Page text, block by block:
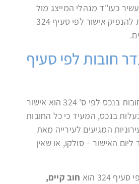
כעו"ד מנהלי המייצג מול
רשויות מקומיות המסרבות להנפיק אישור לפי סעיף 324
חובות לפי סעיף
אישור עירייה על היעדר חובות בנכס לפי ס' 324 הוא אישור
בנכס, המעיד כי כל החובות
המגיעים לעירייה מאת
האישור – סולקו, או שאין
324 הוא
חוב קיים,